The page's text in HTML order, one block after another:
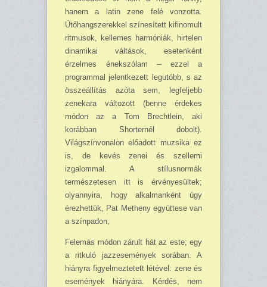
hanem a latin zene felé vonzotta.
Ütőhangszerekkel színe­sített kifinomult
ritmusok, kellemes harmóniák, hirtelen
dinamikai váltások, esetenként
érzelmes énekszólam – ezzel a
programmal jelentkezett legutóbb, s az
összeállítás azóta sem, legfeljebb
zenekara változott (benne érdekes
módon az a Tom Brechtlein, aki
korábban Shorternél dobolt).
Világszínvonalon előadott muzsika ez
is, de kevés zenei és szellemi
izgalommal. A stílusnormák
természetesen itt is érvényesültek;
olyannyira, hogy alkalmanként úgy
érezhettük, Pat Metheny együttese van
a színpadon,
Felemás módon zárult hát az este; egy
a ritkuló jazzesemények sorában. A
hiányra fi­gyelmeztetett létével: zene és
események hiányára. Kérdés, nem